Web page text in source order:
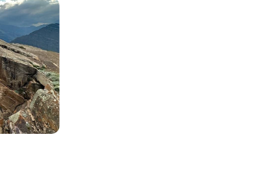
ПРОНИКНИТЕСЬ
АТМОСФЕРОЙ
настоящего
Кавказа